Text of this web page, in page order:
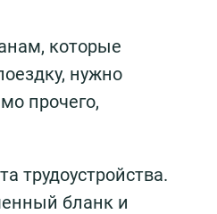
которые
нужно
прочего,
трудоустройства.
бланк и